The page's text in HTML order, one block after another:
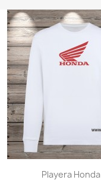
Vista rápida
Playera Honda